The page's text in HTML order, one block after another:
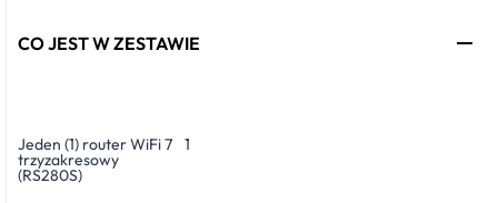
CO JEST W ZESTAWIE
Jeden (1) router WiFi 7
trzyzakresowy
(RS280S)
1